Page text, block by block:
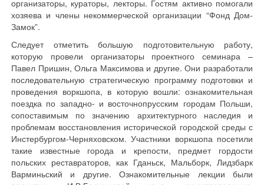
организаторы, кураторы, лекторы. Гостям активно помогали
хозяева и члены некоммерческой организации “Фонд Дом-
Замок”.
Следует отметить большую подготовительную работу,
которую провели организаторы проектного семинара –
Павел Пришин, Ольга Максимова и другие. Они разработали
последовательную стратегическую программу подготовки и
проведения воркшопа, в которую вошли: ознакомительная
поездка по западно- и восточнопрусским городам Польши,
сопоставимым по значению архитектурного наследия и
проблемам восстановления исторической городской среды с
Инстербургом-Черняховском. Участники воркшопа посетили
такие известные города и крепости, предмет гордости
польских реставраторов, как Гданьск, Мальборк, Лидзбарк
Варминьский и другие. Ознакомительные лекции были